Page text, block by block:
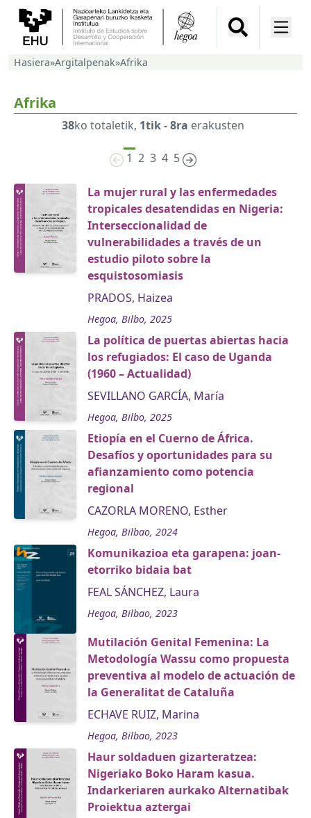
Hasiera»Argitalpenak»Afrika
Afrika
38ko totaletik, 1tik - 8ra erakusten
1 2 3 4 5
La mujer rural y las enfermedades
tropicales desatendidas en Nigeria:
Interseccionalidad de
vulnerabilidades a través de un
estudio piloto sobre la
esquistosomiasis
PRADOS, Haizea
Hegoa, Bilbo, 2025
La política de puertas abiertas hacia
los refugiados: El caso de Uganda
(1960 – Actualidad)
SEVILLANO GARCÍA, María
Hegoa, Bilbo, 2025
Etiopía en el Cuerno de África.
Desafíos y oportunidades para su
afianzamiento como potencia
regional
CAZORLA MORENO, Esther
Hegoa, Bilbao, 2024
Komunikazioa eta garapena: joan-
etorriko bidaia bat
FEAL SÁNCHEZ, Laura
Hegoa, Bilbao, 2023
Mutilación Genital Femenina: La
Metodología Wassu como propuesta
preventiva al modelo de actuación de
la Generalitat de Cataluña
ECHAVE RUIZ, Marina
Hegoa, Bilbao, 2023
Haur soldaduen gizarteratzea:
Nigeriako Boko Haram kasua.
Indarkeriaren aurkako Alternatibak
Proiektua aztergai